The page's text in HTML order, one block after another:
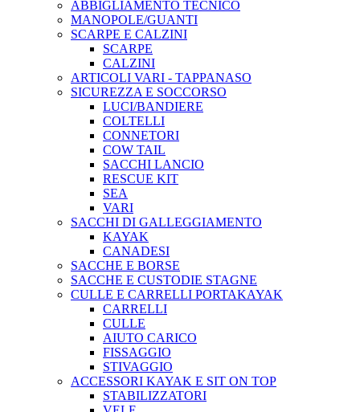
ABBIGLIAMENTO TECNICO
MANOPOLE/GUANTI
SCARPE E CALZINI
SCARPE
CALZINI
ARTICOLI VARI - TAPPANASO
SICUREZZA E SOCCORSO
LUCI/BANDIERE
COLTELLI
CONNETORI
COW TAIL
SACCHI LANCIO
RESCUE KIT
SEA
VARI
SACCHI DI GALLEGGIAMENTO
KAYAK
CANADESI
SACCHE E BORSE
SACCHE E CUSTODIE STAGNE
CULLE E CARRELLI PORTAKAYAK
CARRELLI
CULLE
AIUTO CARICO
FISSAGGIO
STIVAGGIO
ACCESSORI KAYAK E SIT ON TOP
STABILIZZATORI